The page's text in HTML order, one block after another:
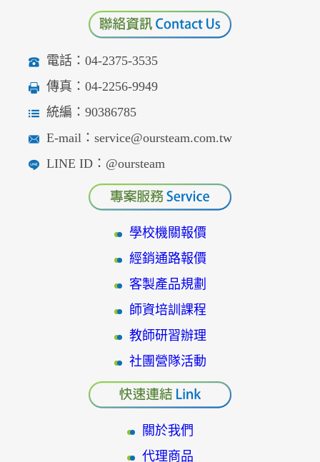
電話：04-2375-3535
傳真：04-2256-9949
統編：90386785
E-mail：service@oursteam.com.tw
LINE ID：@oursteam
學校機關報價
經銷通路報價
客製產品規劃
師資培訓課程
教師研習辦理
社團營隊活動
關於我們
代理商品